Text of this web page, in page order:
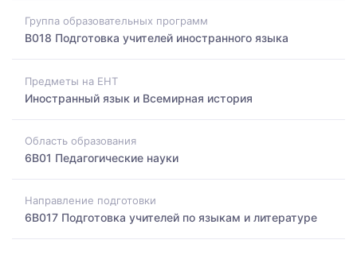
Группа образовательных программ
B018 Подготовка учителей иностранного языка
Предметы на ЕНТ
Иностранный язык и Всемирная история
Область образования
6B01 Педагогические науки
Направление подготовки
6B017 Подготовка учителей по языкам и литературе